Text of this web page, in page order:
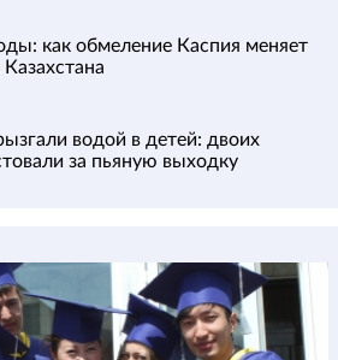
как обмеление Каспия меняет
водой в детей: двоих
за пьяную выходку